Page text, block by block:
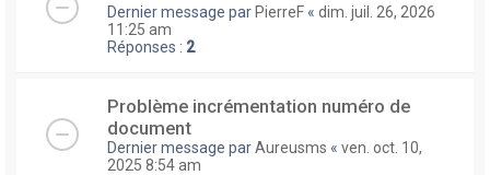
Dernier message parPierreF « dim. juil. 26, 2026
11:25 am
Réponses : 2
Problème incrémentation numéro de
document
Dernier message parAureusms « ven. oct. 10,
2025 8:54 am